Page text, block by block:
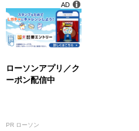
ローソンアプリ／ク
ーポン配信中
PR ローソン
AD